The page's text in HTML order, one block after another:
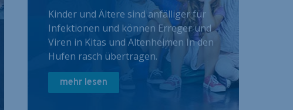
Kinder und Ältere sind anfälliger für
Infektionen und können Erreger und
Viren in Kitas und Altenheimen In den
Hufen rasch übertragen.
mehr lesen